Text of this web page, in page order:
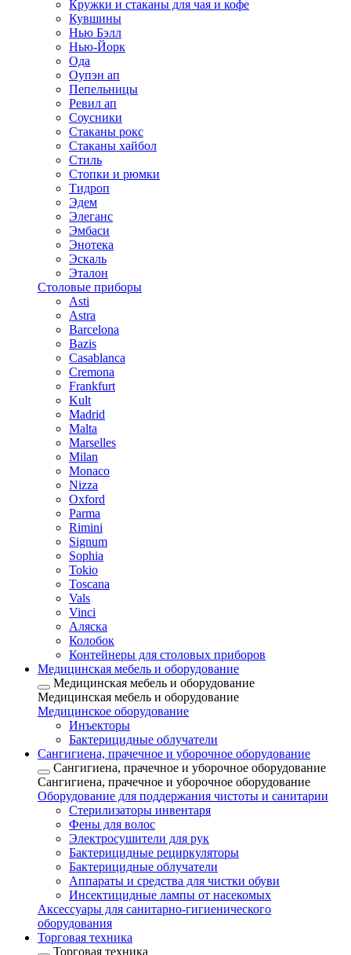
Кружки и стаканы для чая и кофе
Кувшины
Нью Бэлл
Нью-Йорк
Ода
Оупэн ап
Пепельницы
Ревил ап
Соусники
Стаканы рокс
Стаканы хайбол
Стиль
Стопки и рюмки
Тидроп
Эдем
Элеганс
Эмбаси
Энотека
Эскаль
Эталон
Столовые приборы
Asti
Astra
Barcelona
Bazis
Casablanca
Cremona
Frankfurt
Kult
Madrid
Malta
Marselles
Milan
Monaco
Nizza
Oxford
Parma
Rimini
Signum
Sophia
Tokio
Toscana
Vals
Vinci
Аляска
Колобок
Контейнеры для столовых приборов
Медицинская мебель и оборудование
Медицинская мебель и оборудование
Медицинская мебель и оборудование
Медицинское оборудование
Инъекторы
Бактерицидные облучатели
Сангигиена, прачечное и уборочное оборудование
Сангигиена, прачечное и уборочное оборудование
Сангигиена, прачечное и уборочное оборудование
Оборудование для поддержания чистоты и санитарии
Стерилизаторы инвентаря
Фены для волос
Электросушители для рук
Бактерицидные рециркуляторы
Бактерицидные облучатели
Аппараты и средства для чистки обуви
Инсектицидные лампы от насекомых
Аксессуары для санитарно-гигиенического
оборудования
Торговая техника
Торговая техника